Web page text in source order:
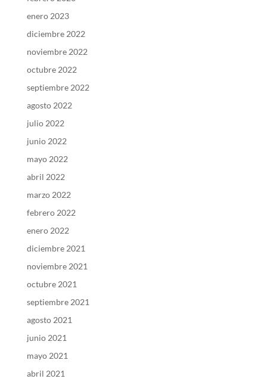
enero 2023
diciembre 2022
noviembre 2022
octubre 2022
septiembre 2022
agosto 2022
julio 2022
junio 2022
mayo 2022
abril 2022
marzo 2022
febrero 2022
enero 2022
diciembre 2021
noviembre 2021
octubre 2021
septiembre 2021
agosto 2021
junio 2021
mayo 2021
abril 2021